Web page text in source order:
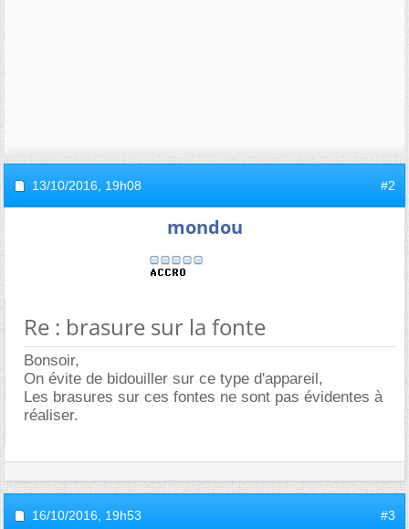
13/10/2016, 19h08 #2
mondou
Re : brasure sur la fonte
Bonsoir,
On évite de bidouiller sur ce type d'appareil,
Les brasures sur ces fontes ne sont pas évidentes à
réaliser.
16/10/2016, 19h53 #3